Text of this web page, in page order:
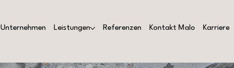
Unternehmen Leistungen Referenzen Kontakt Malo Karriere